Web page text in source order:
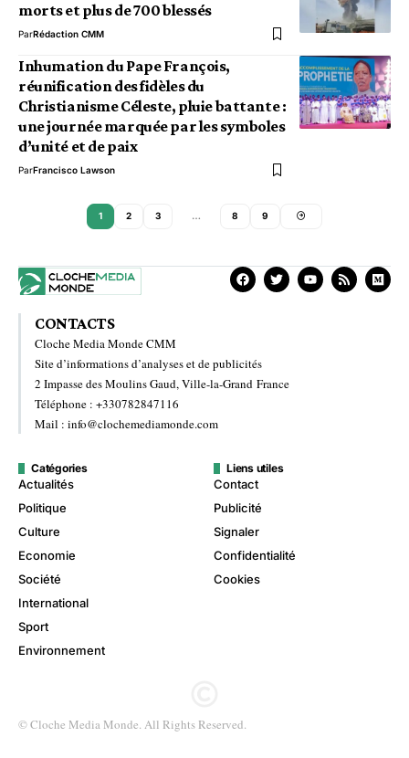
morts et plus de 700 blessés
ParRédaction CMM
Inhumation du Pape François,
réunification des fidèles du
Christianisme Céleste, pluie battante :
une journée marquée par les symboles
d’unité et de paix
ParFrancisco Lawson
1 2 3 … 8 9
CONTACTS
Cloche Media Monde CMM
Site d’informations d’analyses et de publicités
2 Impasse des Moulins Gaud, Ville-la-Grand France
Téléphone : +330782847116
Mail : info@clochemediamonde.com
Catégories
Actualités
Politique
Culture
Economie
Société
International
Sport
Environnement
Liens utiles
Contact
Publicité
Signaler
Confidentialité
Cookies
© Cloche Media Monde. All Rights Reserved.